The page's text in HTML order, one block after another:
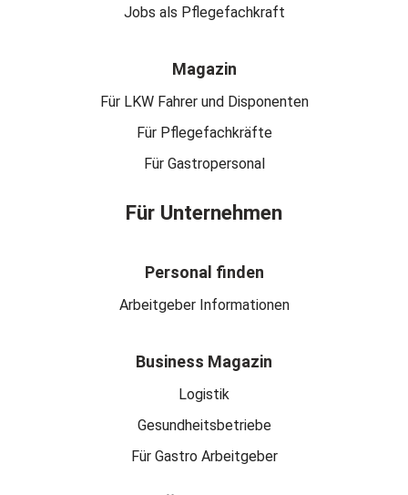
Jobs als Pflegefachkraft
Magazin
Für LKW Fahrer und Disponenten
Für Pflegefachkräfte
Für Gastropersonal
Für Unternehmen
Personal finden
Arbeitgeber Informationen
Business Magazin
Logistik
Gesundheitsbetriebe
Für Gastro Arbeitgeber